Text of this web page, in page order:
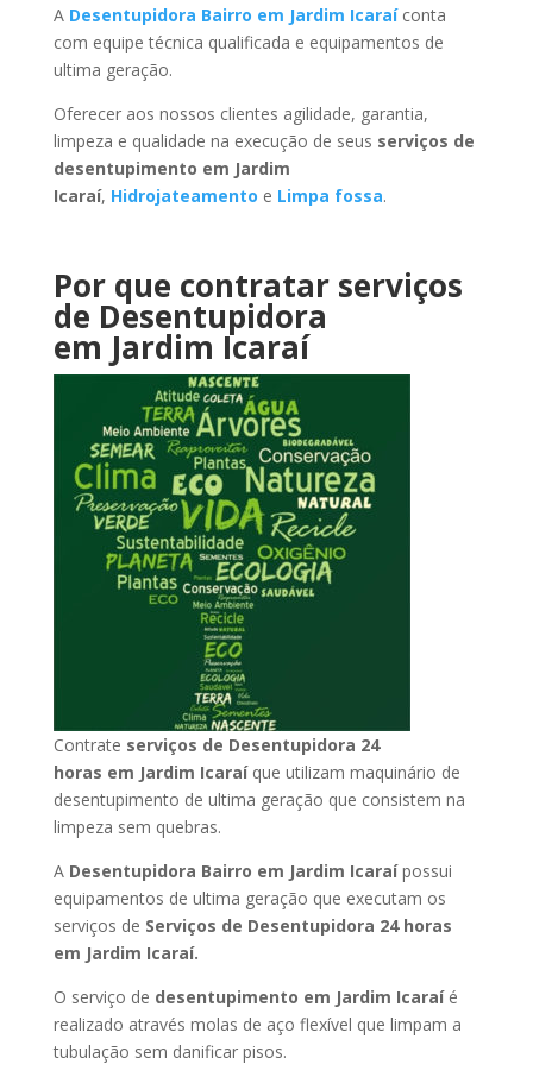
A Desentupidora Bairro em Jardim Icaraí conta
com equipe técnica qualificada e equipamentos de
ultima geração.
Oferecer aos nossos clientes agilidade, garantia,
limpeza e qualidade na execução de seus serviços de
desentupimento em Jardim
Icaraí, Hidrojateamento e Limpa fossa.
Por que contratar serviços
de Desentupidora
em Jardim Icaraí
Contrate serviços de Desentupidora 24
horas em Jardim Icaraí que utilizam maquinário de
desentupimento de ultima geração que consistem na
limpeza sem quebras.
A Desentupidora Bairro em Jardim Icaraípossui
equipamentos de ultima geração que executam os
serviços de Serviços de Desentupidora 24 horas
em Jardim Icaraí.
O serviço de desentupimento em Jardim Icaraí é
realizado através molas de aço flexível que limpam a
tubulação sem danificar pisos.